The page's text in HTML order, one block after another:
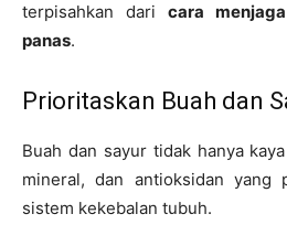
terpisahkan dari cara
panas.
Prioritaskan Buah dan
Buah dan sayur tidak hanya
mineral, dan antioksidan yang
sistem kekebalan tubuh.